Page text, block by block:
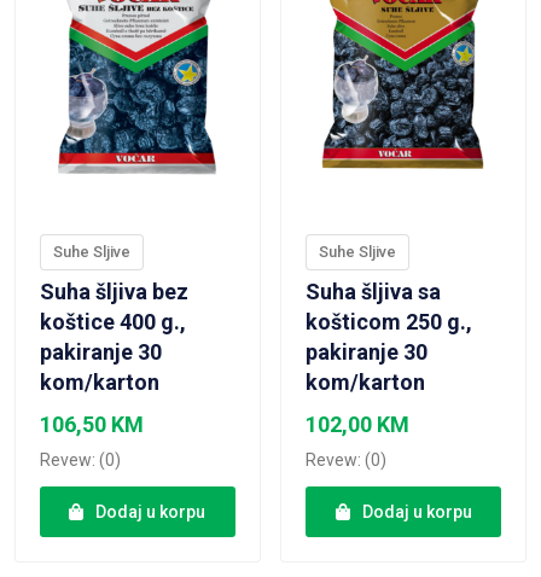
Suhe Sljive
Suha šljiva bez
koštice 400 g.,
pakiranje 30
kom/karton
106,50 KM
Revew: (0)
Dodaj u korpu
Suhe Sljive
Suha šljiva sa
košticom 250 g.,
pakiranje 30
kom/karton
102,00 KM
Revew: (0)
Dodaj u korpu